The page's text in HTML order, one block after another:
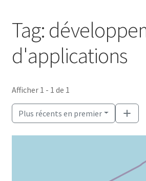
Annuaire
Régions et villes
Mon compte
Tag:
d'applications
Afficher 1 - 1 de 1
Plus récents en premier